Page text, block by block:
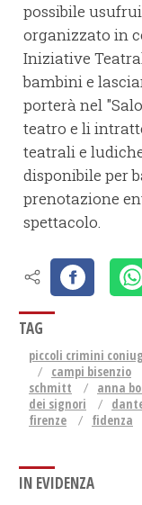
possibile
organizzato in
Iniziative
bambini e
porterà nel
teatro e li
teatrali e
disponibile per
prenotazione
spettacolo.
TAG
piccoli crimini
campi bisenzio
schmitt
anna
dei signori
firenze
fidenza
IN EVIDENZA